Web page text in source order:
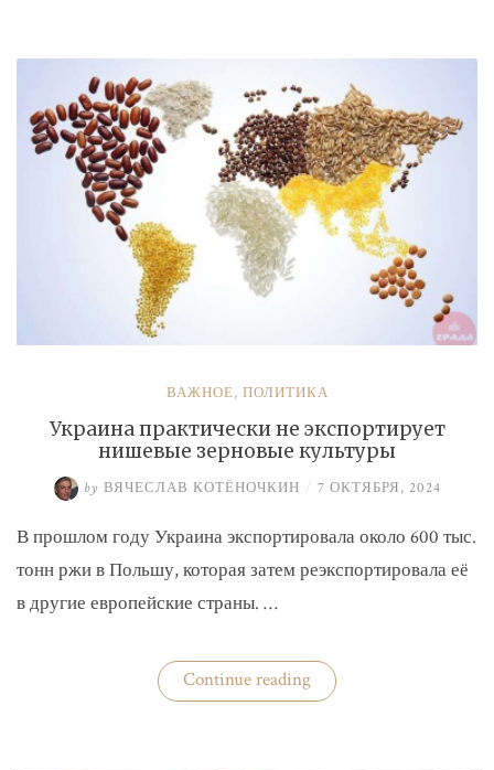
федерации
Евгений
Алексеевич»
ВАЖНОЕ, ПОЛИТИКА
Украина практически не экспортирует
нишевые зерновые культуры
by ВЯЧЕСЛАВ КОТЁНОЧКИН / 7 ОКТЯБРЯ, 2024
В прошлом году Украина экспортировала около 600 тыс.
тонн ржи в Польшу, которая затем реэкспортировала её
в другие европейские страны. …
Continue reading«Украина
практически